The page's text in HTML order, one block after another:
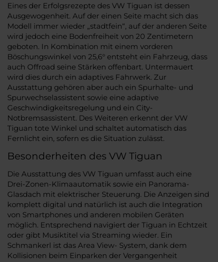
Eines der Erfolgsrezepte des VW Tiguan ist dessen
Ausgewogenheit. Auf der einen Seite macht sich das
Modell immer wieder „stadtfein“, auf der anderen Seite
wird jedoch eine Bodenfreiheit von 20 Zentimetern
geboten. In Kombination mit einem vorderen
Böschungswinkel von 25,6° entsteht ein Fahrzeug, dass
auch Offroad seine Stärken offenbart. Untermauert
wird dies durch ein adaptives Fahrwerk. Zur
Ausstattung gehören aber auch ein Spurhalte- und
Spurwechselassistent sowie eine adaptive
Geschwindigkeitsregelung und ein City-
Notbremsassistent. Des Weiteren erkennt der VW
Tiguan tote Winkel und schaltet automatisch das
Fernlicht ein, sofern es die Situation zulässt.
Besonderheiten des VW Tiguan
Die Ausstattung des VW Tiguan umfasst auch eine
Drei-Zonen-Klimaautomatik sowie ein Panorama-
Glasdach mit elektrischer Steuerung. Die Anzeigen sind
komplett digital und natürlich ist auch die Integration
von Smartphones und anderen mobilen Geräten
möglich. Entsprechend navigiert der Tiguan in Echtzeit
oder gibt Musiktitel via Streaming wieder. Ein
Schmankerl ist das Area View- System, dank dem
Kollisionen beim Einparken der Vergangenheit